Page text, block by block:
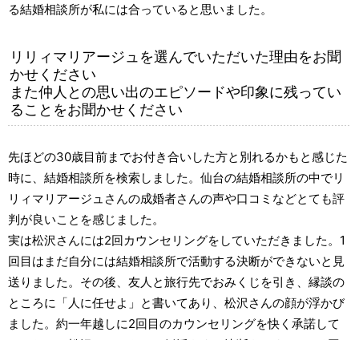
る結婚相談所が私には合っていると思いました。
リリィマリアージュを選んでいただいた理由をお聞
かせください
また仲人との思い出のエピソードや印象に残ってい
ることをお聞かせください
先ほどの30歳目前までお付き合いした方と別れるかもと感じた
時に、結婚相談所を検索しました。仙台の結婚相談所の中でリ
リィマリアージュさんの成婚者さんの声や口コミなどとても評
判が良いことを感じました。
実は松沢さんには2回カウンセリングをしていただきました。1
回目はまだ自分には結婚相談所で活動する決断ができないと見
送りました。その後、友人と旅行先でおみくじを引き、縁談の
ところに「人に任せよ」と書いてあり、松沢さんの顔が浮かび
ました。約一年越しに2回目のカウンセリングを快く承諾して